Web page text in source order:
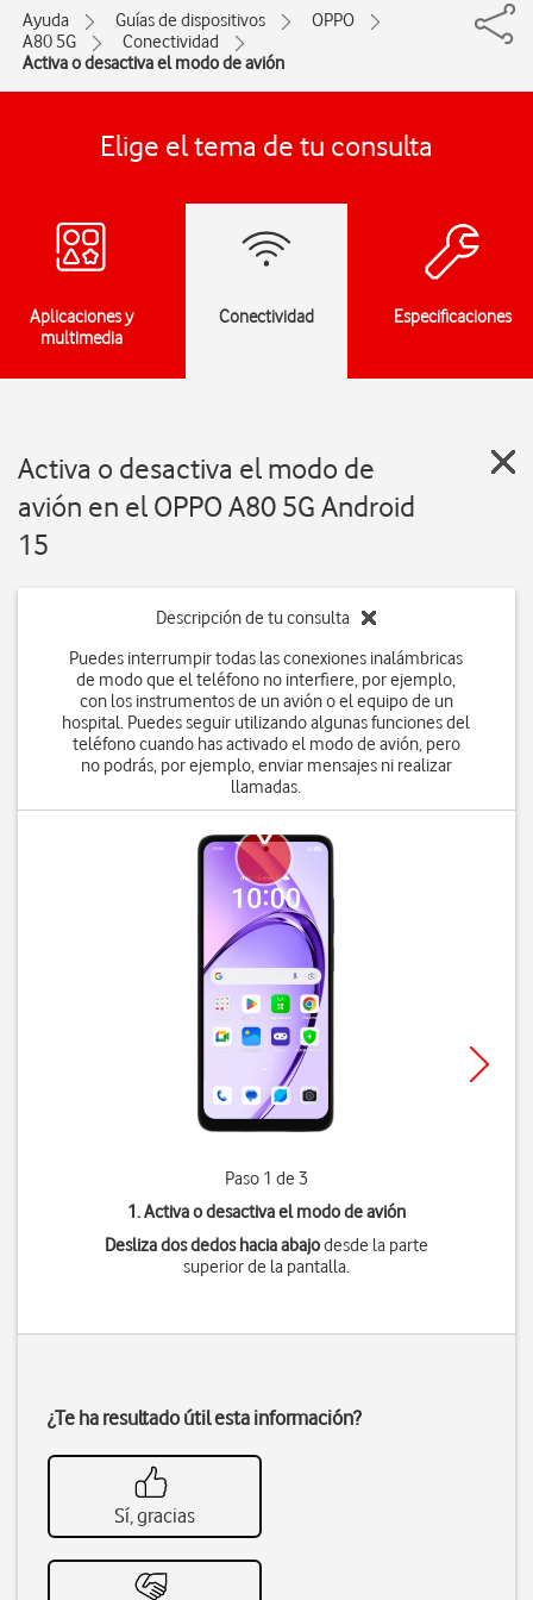
Ayuda Guías de dispositivos
OPPO
A80 5G
Conectividad
Activa o desactiva el modo de avión
Elige el tema de tu consulta
Aplicaciones y
multimedia
Conectividad Especificaciones
Activa o desactiva el modo de
avión en el OPPO A80 5G Android
15
Descripción de tu consulta
Puedes interrumpir todas las conexiones inalámbricas
de modo que el teléfono no interfiere, por ejemplo,
con los instrumentos de un avión o el equipo de un
hospital. Puedes seguir utilizando algunas funciones del
teléfono cuando has activado el modo de avión, pero
no podrás, por ejemplo, enviar mensajes ni realizar
llamadas.
Paso 1 de 3
1. Activa o desactiva el modo de avión
Desliza dos dedos hacia abajodesde la parte
superior de la pantalla.
¿Te ha resultado útil esta información?
Sí, gracias